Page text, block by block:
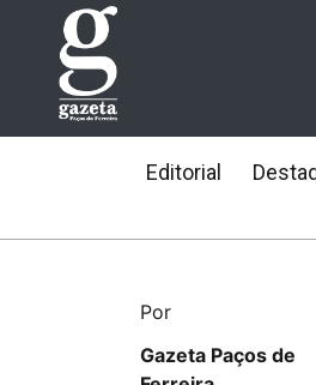
Editorial
Por
Gazeta Paços de